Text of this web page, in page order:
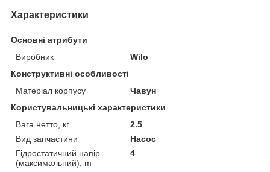
Характеристики
Основні атрибути
Виробник
Wilo
Конструктивні особливості
Матеріал корпусу
Чавун
Користувальницькі характеристики
Вага нетто, кг
2.5
Вид запчастини
Насос
Гідростатичний напір
(максимальний), m
4